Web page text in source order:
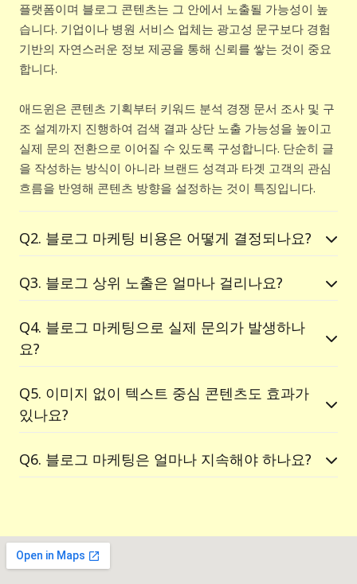
플랫폼이며 블로그 콘텐츠는 그 안에서 노출될 가능성이 높
습니다. 기업이나 병원 서비스 업체는 광고성 문구보다 경험
기반의 자연스러운 정보 제공을 통해 신뢰를 쌓는 것이 중요
합니다.
애드윈은 콘텐츠 기획부터 키워드 분석 경쟁 문서 조사 및 구
조 설계까지 진행하여 검색 결과 상단 노출 가능성을 높이고
실제 문의 전환으로 이어질 수 있도록 구성합니다. 단순히 글
을 작성하는 방식이 아니라 브랜드 성격과 타겟 고객의 관심
흐름을 반영해 콘텐츠 방향을 설정하는 것이 특징입니다.
Q2. 블로그 마케팅 비용은 어떻게 결정되나요?
Q3. 블로그 상위 노출은 얼마나 걸리나요?
Q4. 블로그 마케팅으로 실제 문의가 발생하나
요?
Q5. 이미지 없이 텍스트 중심 콘텐츠도 효과가
있나요?
Q6. 블로그 마케팅은 얼마나 지속해야 하나요?